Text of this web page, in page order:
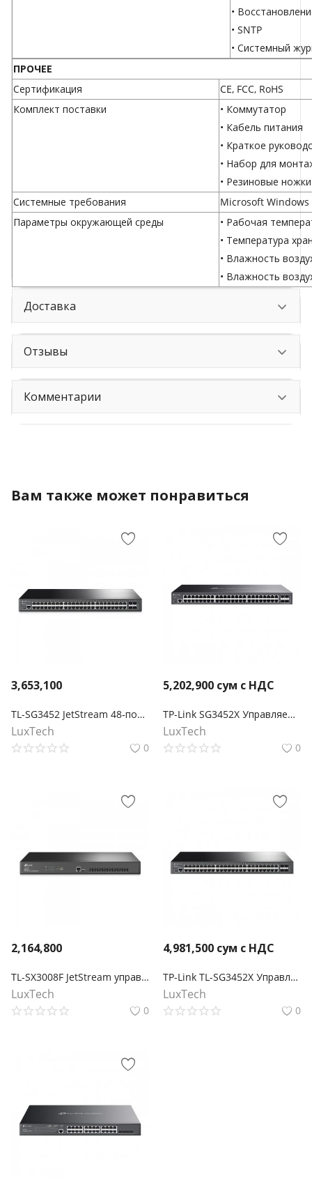
•
• SNTP
• Системный
ПРОЧЕЕ
Сертификация
CE, FCC, RoHS
Комплект поставки
• Коммутатор
• Кабель питания
• Краткое
• Набор для
• Резиновые ножки
Системные требования
Microsoft Windows
Параметры окружающей среды
• Рабочая
• Температура
• Влажность
• Влажность
Доставка
Отзывы
Комментарии
Вам также может понравиться
3,653,100
TL-SG3452 JetStream 48‑портовый гигабитный управляемый коммутатор 2‑го уровня с 4 SFP‑слотами
LuxTech
0
5,202,900 сум с НДС
TP-Link SG3452X Управляемый коммутатор Omada уровня 2+ с 48 гигабитными портами и 4 портами SFP+
LuxTech
0
2,164,800
TL-SX3008F JetStream управляемый коммутатор уровня 2+ на 8 портов SFP+ 10GE
LuxTech
0
4,981,500 сум с НДС
TP-Link TL-SG3452X Управляемый коммутатор JetStream уровня 2+ с 48 гигабитными портами RJ45 и 4 портами SFP+
LuxTech
0